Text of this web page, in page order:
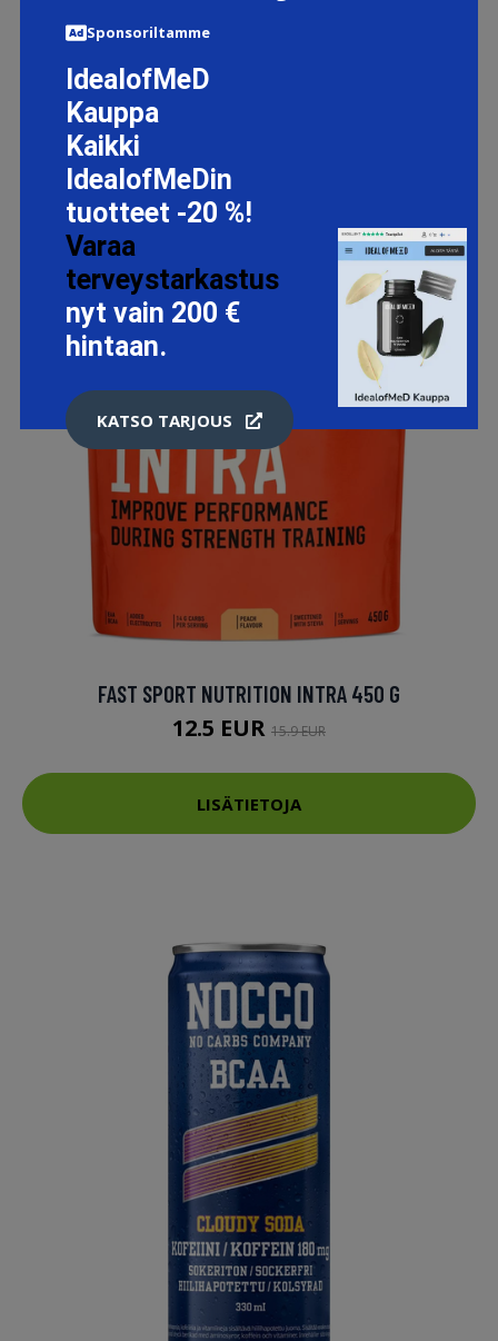
LISÄTIETOJA
FAST SPORT NUTRITION INTRA 450 G
12.5 EUR 15.9 EUR
LISÄTIETOJA
Sponsoriltamme
IdealofMeD
Kauppa
Kaikki
IdealofMeDin
tuotteet -20 %!
Varaa
terveystarkastus
nyt vain 200 €
hintaan.
KATSO TARJOUS